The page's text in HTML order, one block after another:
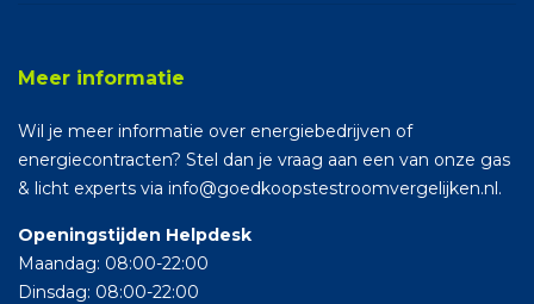
Meer informatie
Wil je meer informatie over energiebedrijven of
energiecontracten? Stel dan je vraag aan een van onze gas
& licht experts via info@goedkoopstestroomvergelijken.nl.
Openingstijden Helpdesk
Maandag: 08:00-22:00
Dinsdag: 08:00-22:00